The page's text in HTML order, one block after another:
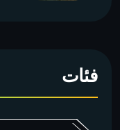
فئات